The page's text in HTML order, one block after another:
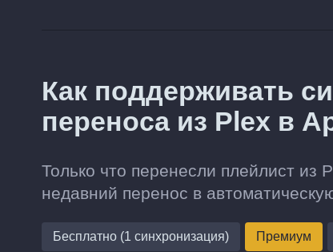
Как поддерживать
переноса из Plex в
Только что перенесли плейлист из
недавний перенос в
Бесплатно (1 синхронизация) Премиум